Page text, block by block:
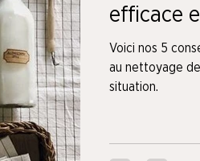
efficace
Voici nos 5
au nettoyage
situation.